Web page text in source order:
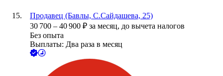
Продавец (Бавлы, С.Сайдашева, 25)
30 700 – 40 900 ₽ за месяц, до вычета налогов
Без опыта
Выплаты: Два раза в месяц